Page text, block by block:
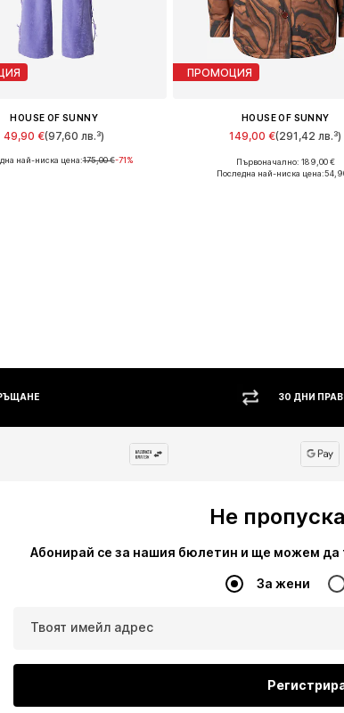
HOUSE OF SUNNY
49,90 €(97,60 лв.³)
Налични размери: 36
най-ниска цена:175,00 €-71%
ПРОМОЦИЯ
HOUSE OF SUNNY
149,00 €(291,42 лв.³)
Налични размери: S
Първоначално: 189,00 €
Последна най-ниска цена:
30 ДНИ
Не
Абонирай се за нашия бюлетин и ще можем да
За жени
Твоят имейл адрес